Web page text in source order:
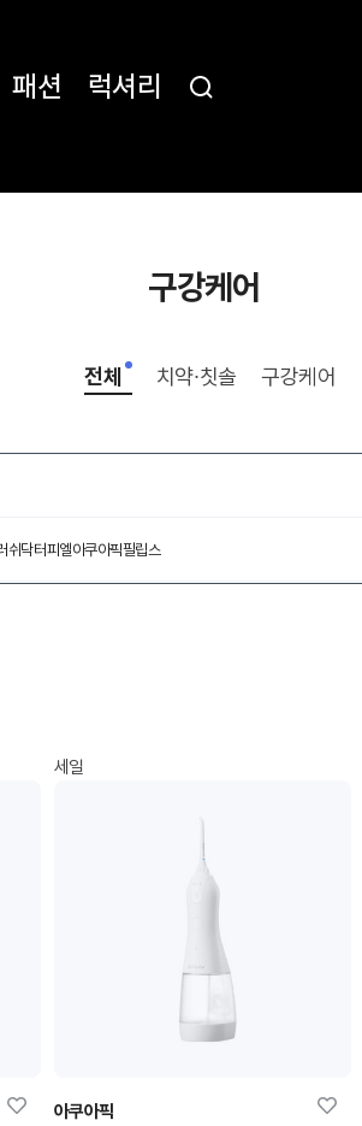
패션 럭셔리
구강케어
전체 치약∙칫솔 구강케어
쉬닥터피엘아쿠아픽필립스
세일
아쿠아픽